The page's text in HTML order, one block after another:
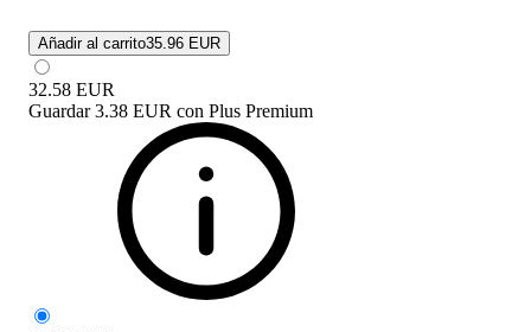
Añadir al carrito35.96 EUR
32.58 EUR
Guardar 3.38 EUR con Plus Premium